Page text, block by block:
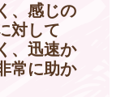
、感じの
対して
、迅速か
常に助か